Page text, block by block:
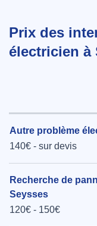
Prix des
électricien à
Autre problème
140€ - sur devis
Recherche de
Seysses
120€ - 150€